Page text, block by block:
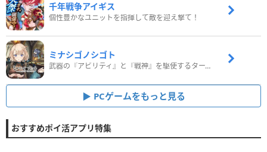
千年戦争アイギス
個性豊かなユニットを指揮して敵を迎え撃て！
ミナシゴノシゴト
武器の『アビリティ』と『戦神』を駆使するターン制コマンドバトルRPG！
PCゲームをもっと見る
おすすめポイ活アプリ特集